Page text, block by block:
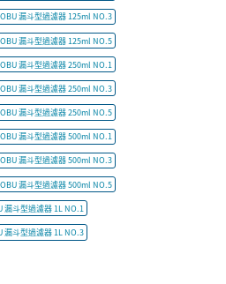
漏斗型過濾器 125ml NO.3
漏斗型過濾器 125ml NO.5
漏斗型過濾器 250ml NO.1
漏斗型過濾器 250ml NO.3
漏斗型過濾器 250ml NO.5
漏斗型過濾器 500ml NO.1
漏斗型過濾器 500ml NO.3
漏斗型過濾器 500ml NO.5
漏斗型過濾器 1L NO.1
漏斗型過濾器 1L NO.3